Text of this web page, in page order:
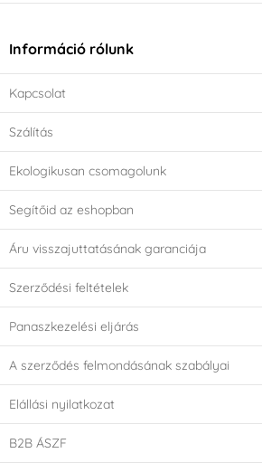
Információ rólunk
Kapcsolat
Szálítás
Ekologikusan csomagolunk
Segítőid az eshopban
Áru visszajuttatásának garanciája
Szerződési feltételek
Panaszkezelési eljárás
A szerződés felmondásának szabályai
Elállási nyilatkozat
B2B ÁSZF